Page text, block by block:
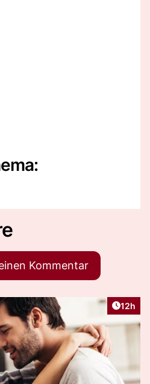
Kommentar
Artikel
12h